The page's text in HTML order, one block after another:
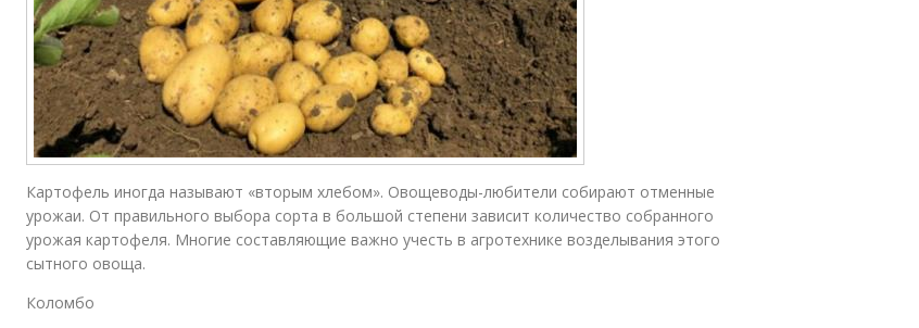
Картофель иногда называют «вторым хлебом». Овощеводы-любители собирают отменные
урожаи. От правильного выбора сорта в большой степени зависит количество собранного
урожая картофеля. Многие составляющие важно учесть в агротехнике возделывания этого
сытного овоща.
Коломбо